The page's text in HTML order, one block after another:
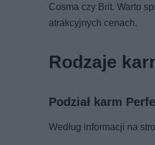
Cosma czy Brit. Warto
atrakcyjnych cenach.
Rodzaje
Podział karm
Według informacji na